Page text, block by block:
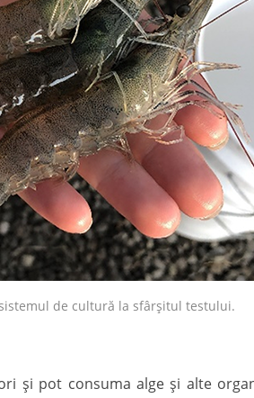
de cultură la sfârșitul testului.
și pot consuma alge și alte